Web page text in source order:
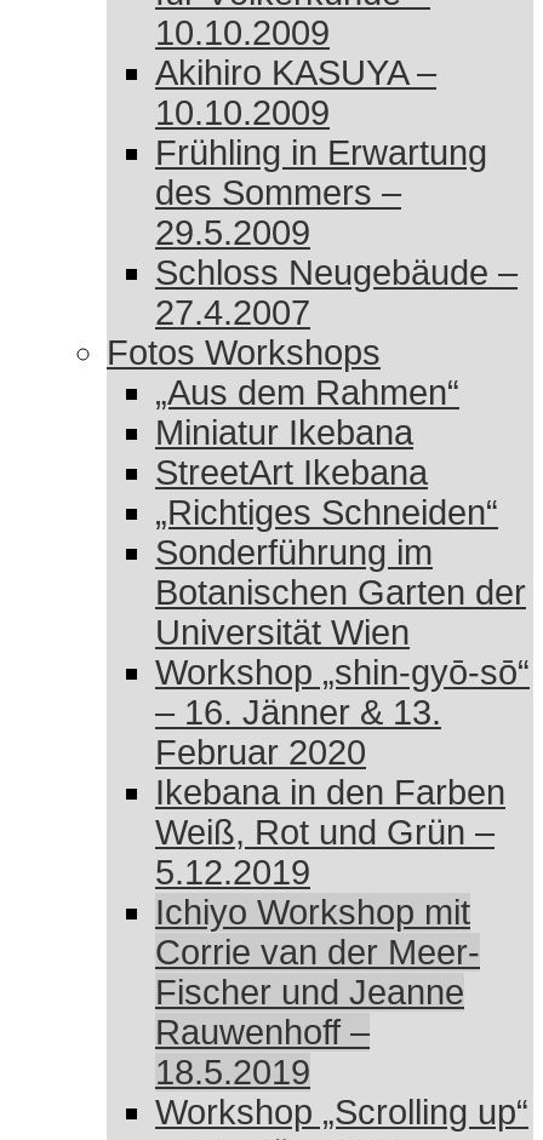
10.10.2009
Akihiro KASUYA –
10.10.2009
Frühling in Erwartung
des Sommers –
29.5.2009
Schloss Neugebäude –
27.4.2007
Fotos Workshops
„Aus dem Rahmen“
Miniatur Ikebana
StreetArt Ikebana
„Richtiges Schneiden“
Sonderführung im
Botanischen Garten der
Universität Wien
Workshop „shin-gyō-sō“
– 16. Jänner & 13.
Februar 2020
Ikebana in den Farben
Weiß, Rot und Grün –
5.12.2019
Ichiyo Workshop mit
Corrie van der Meer-
Fischer und Jeanne
Rauwenhoff –
18.5.2019
Workshop „Scrolling up“